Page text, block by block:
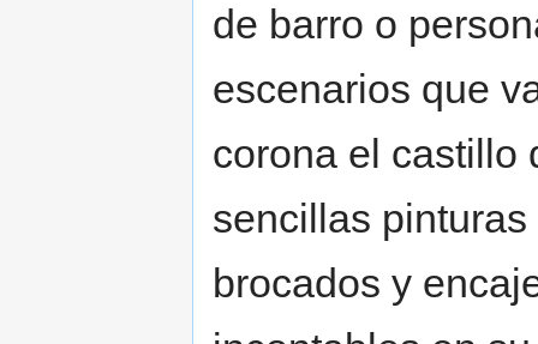
de barro o
escenarios que
corona el castillo
sencillas
brocados y